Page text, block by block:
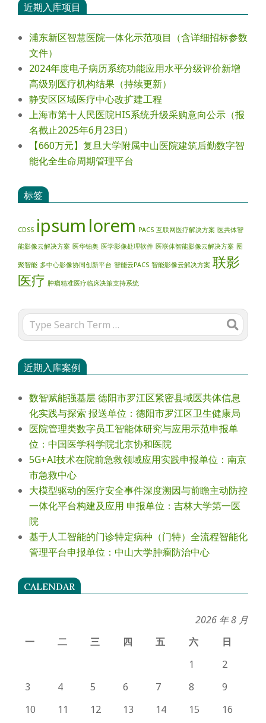
近期入库项目
浦东新区智慧医院一体化示范项目（含详细招标参数
文件）
2024年度电⼦病历系统功能应⽤⽔平分级评价新增
⾼级别医疗机构结果（持续更新）
静安区区域医疗中心改扩建工程
上海市第十人民医院HIS系统升级采购意向公示（报
名截止2025年6月23日）
【660万元】复旦大学附属中山医院建筑后勤数字智
能化全生命周期管理平台
标签
CDSS ipsum lorem PACS 互联网医疗解决方案 医共体智
能影像云解决方案 医华铂奥 医学影像处理软件 医联体智能影像云解决方案 图
聚智能 多中心影像协同创新平台 智能云PACS 智能影像云解决方案 联影
医疗 肿瘤精准医疗临床决策支持系统
Search
近期入库案例
数智赋能强基层 德阳市罗江区紧密县域医共体信息
化实践与探索 报送单位：德阳市罗江区卫生健康局
医院管理类数字员工智能体研究与应用示范申报单
位：中国医学科学院北京协和医院
5G+AI技术在院前急救领域应用实践申报单位：南京
市急救中心
大模型驱动的医疗安全事件深度溯因与前瞻主动防控
一体化平台构建及应用 申报单位：吉林大学第一医
院
基于人工智能的门诊特定病种（门特）全流程智能化
管理平台申报单位：中山大学肿瘤防治中心
CALENDAR
2026 年 8 月
一
二 三 四 五 六
日
1
2
3
4 5 6 7 8
9
10
11 12 13 14 15 16